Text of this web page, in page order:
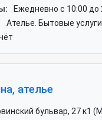
Ежедневно с 10:00 до
Ателье. Бытовые
ателье
бульвар, 27 к1